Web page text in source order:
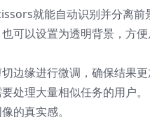
就能自动识别并分离前
可以设置为透明背景，方
边缘进行微调，确保结果更
处理大量相似任务的用户。
的真实感。